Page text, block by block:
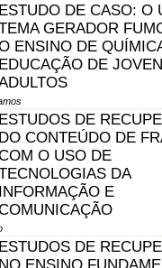
ESTUDO DE CASO: O
GERADOR
ENSINO DE
EDUCAÇÃO DE
ESTUDOS DE
DO CONTEÚDO DE
O USO DE
DA
INFORMAÇÃO E
ESTUDOS DE